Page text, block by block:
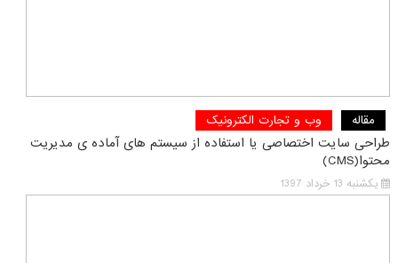
مقاله وب و تجارت الکترونیک
طراحی سایت اختصاصی یا استفاده از سیستم های آماده ی مدیریت
محتوا(CMS)
یکشنبه 13 خرداد 1397